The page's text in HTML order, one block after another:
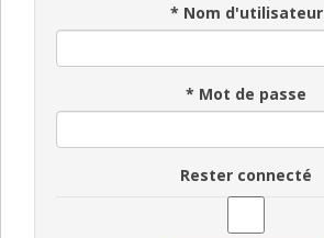
* Nom d'utilisateur
* Mot de passe
Rester connecté